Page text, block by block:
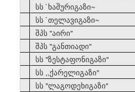
სს `ხაშურიგაზი~
სს `თელავიგაზი~
შპს "აირი"
შპს "განთიადი"
სს "ზესტაფონიგაზი"
სს ,,ქარელიგაზი"
სს "ლაგოდეხიგაზი"